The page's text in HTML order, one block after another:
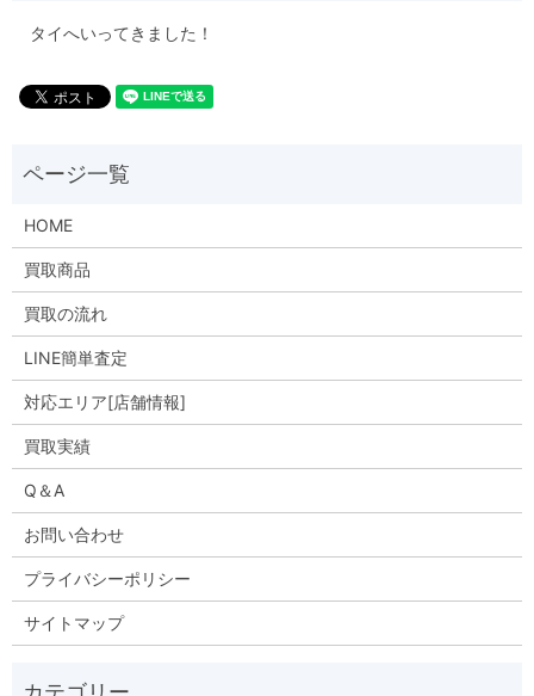
タイへいってきました！
HOME
買取商品
買取の流れ
LINE簡単査定
対応エリア[店舗情報]
買取実績
Q＆A
お問い合わせ
プライバシーポリシー
サイトマップ